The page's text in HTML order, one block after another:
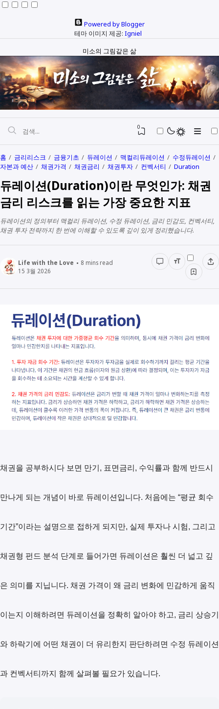
Powered by Blogger
테마 이미지 제공:Igniel
미소의 그림같은 삶
자본과 예산
정치와행정
다문화
경영경제
SEO
전래동화
책리뷰
0
홈 금리리스크 금융기초 듀레이션 맥컬리듀레이션
수정듀레이션
자본과 예산
채권가격 채권금리 채권투자 컨벡서티 Duration
듀레이션(Duration)이란 무엇인가: 채권
금리 리스크를 읽는 가장 중요한 지표
듀레이션의 정의부터 맥컬리 듀레이션, 수정 듀레이션, 금리 민감도, 컨벡서티,
채권 투자 전략까지 한 번에 이해할 수 있도록 깊이 있게 정리했습니다.
Life with the Love 8 mins read
15 3월 2026
채권을 공부하시다 보면 만기, 표면금리, 수익률과 함께 반드시
만나게 되는 개념이 바로 듀레이션입니다. 처음에는 “평균 회수
기간”이라는 설명으로 접하게 되지만, 실제 투자나 시험, 그리고
채권형 펀드 분석 단계로 들어가면 듀레이션은 훨씬 더 넓고 깊
은 의미를 지닙니다. 채권 가격이 왜 금리 변화에 민감하게 움직
이는지 이해하려면 듀레이션을 정확히 알아야 하고, 금리 상승기
와 하락기에 어떤 채권이 더 유리한지 판단하려면 수정 듀레이션
과 컨벡서티까지 함께 살펴볼 필요가 있습니다.